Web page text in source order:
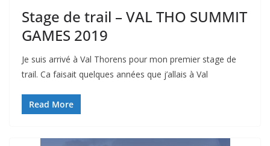
Stage de trail – VAL THO SUMMIT
GAMES 2019
Je suis arrivé à Val Thorens pour mon premier stage de
trail. Ca faisait quelques années que j’allais à Val
Read More